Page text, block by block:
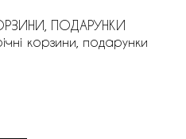
ПОДАРУНКИ
корзини, подарунки